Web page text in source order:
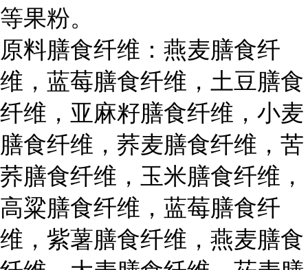
等果粉。
原料膳食纤维：燕麦膳食纤
维，蓝莓膳食纤维，土豆膳食
纤维，亚麻籽膳食纤维，小麦
膳食纤维，荞麦膳食纤维，苦
荞膳食纤维，玉米膳食纤维，
高粱膳食纤维，蓝莓膳食纤
维，紫薯膳食纤维，燕麦膳食